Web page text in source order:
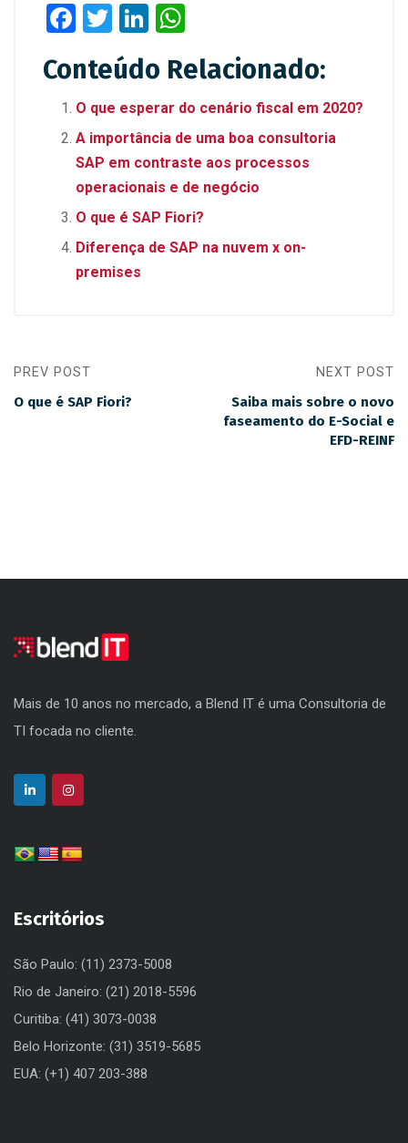
F
ce
b
o
o
k
T
wi
tt
er
Li
ke
dI
n
at
s
A
p
p
Conteúdo Relacionado:
O que esperar do cenário fiscal em 2020?
A importância de uma boa consultoria
SAP em contraste aos processos
operacionais e de negócio
O que é SAP Fiori?
Diferença de SAP na nuvem x on-
premises
PREV POST
O que é SAP Fiori?
NEXT POST
Saiba mais sobre o novo
faseamento do E-Social e
EFD-REINF
Mais de 10 anos no mercado, a Blend IT é uma Consultoria de
TI focada no cliente.
Escritórios
São Paulo: (11) 2373-5008
Rio de Janeiro: (21) 2018-5596
Curitiba: (41) 3073-0038
Belo Horizonte: (31) 3519-5685
EUA: (+1) 407 203-388